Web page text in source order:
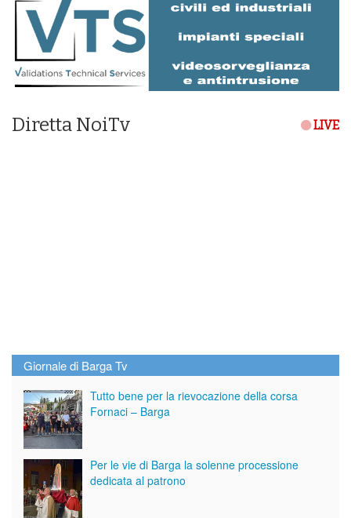
Diretta NoiTv LIVE
Giornale di Barga Tv
Tutto bene per la rievocazione della corsa
Fornaci – Barga
Per le vie di Barga la solenne processione
dedicata al patrono